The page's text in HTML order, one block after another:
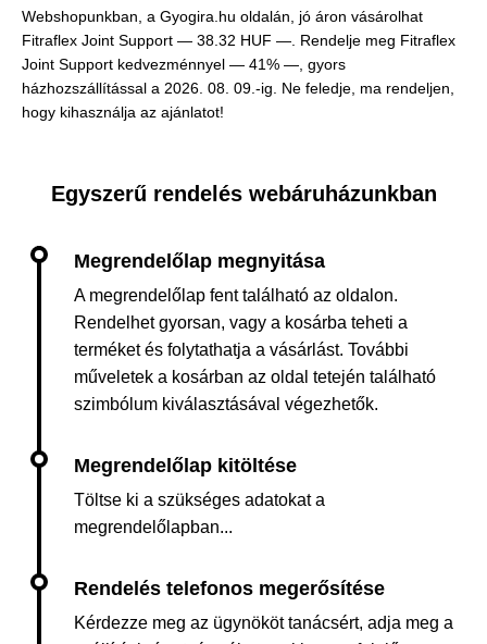
Webshopunkban, a Gyogira.hu oldalán, jó áron vásárolhat
Fitraflex Joint Support — 38.32 HUF — . Rendelje meg Fitraflex
Joint Support kedvezménnyel — 41% —, gyors
házhozszállítással a 2026. 08. 09.-ig. Ne feledje, ma rendeljen,
hogy kihasználja az ajánlatot!
Egyszerű rendelés webáruházunkban
A megrendelőlap fent található az oldalon.
Rendelhet gyorsan, vagy a kosárba teheti a
terméket és folytathatja a vásárlást. További
műveletek a kosárban az oldal tetején található
szimbólum kiválasztásával végezhetők.
Töltse ki a szükséges adatokat a
megrendelőlapban...
Kérdezze meg az ügynököt tanácsért, adja meg a